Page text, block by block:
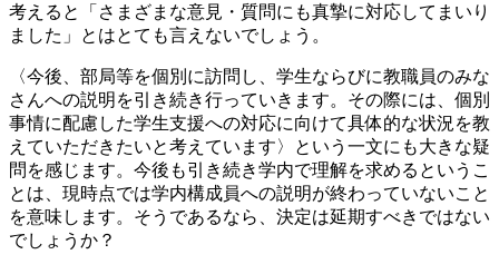
考えると「さまざまな意見・質問にも真摯に対応してまいり
ました」とはとても言えないでしょう。
〈今後、部局等を個別に訪問し、学生ならびに教職員のみな
さんへの説明を引き続き行っていきます。その際には、個別
事情に配慮した学生支援への対応に向けて具体的な状況を教
えていただきたいと考えています〉という一文にも大きな疑
問を感じます。今後も引き続き学内で理解を求めるというこ
とは、現時点では学内構成員への説明が終わっていないこと
を意味します。そうであるなら、決定は延期すべきではない
でしょうか？